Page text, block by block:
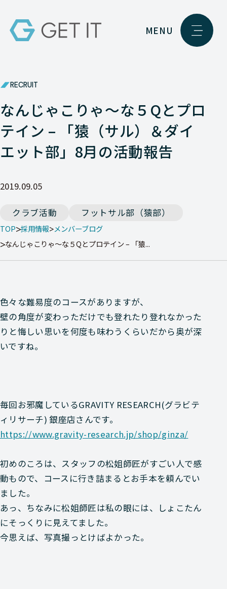
MENU
RECRUIT
なんじゃこりゃ～な５Qとプロ
テイン – 「猿（サル）＆ダイ
エット部」8月の活動報告
2019.09.05
クラブ活動 フットサル部（猿部）
TOP 採用情報 メンバーブログ
なんじゃこりゃ～な５Qとプロテイン – 「猿...
色々な難易度のコースがありますが、
壁の角度が変わっただけでも登れたり登れなかった
りと悔しい思いを何度も味わうくらいだから奥が深
いですね。
毎回お邪魔しているGRAVITY RESEARCH(グラビテ
ィリサーチ) 銀座店さんです。
https://www.gravity-research.jp/shop/ginza/
初めのころは、スタッフの松姐師匠がすごい人で感
動もので、コースに行き詰まるとお手本を頼んでい
ました。
あっ、ちなみに松姐師匠は私の眼には、しょこたん
にそっくりに見えてました。
今思えば、写真撮っとけばよかった。